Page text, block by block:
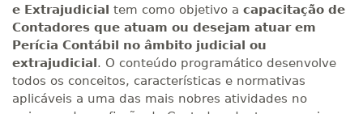
e Extrajudicial tem como objetivo a capacitação de
Contadores que atuam ou desejam atuar em
Perícia Contábil no âmbito judicial ou
extrajudicial. O conteúdo programático desenvolve
todos os conceitos, características e normativas
aplicáveis a uma das mais nobres atividades no